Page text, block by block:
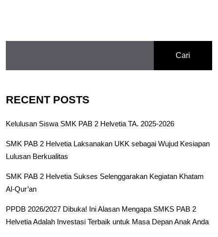
Cari
RECENT POSTS
Kelulusan Siswa SMK PAB 2 Helvetia TA. 2025-2026
SMK PAB 2 Helvetia Laksanakan UKK sebagai Wujud Kesiapan
Lulusan Berkualitas
SMK PAB 2 Helvetia Sukses Selenggarakan Kegiatan Khatam
Al-Qur’an
PPDB 2026/2027 Dibuka! Ini Alasan Mengapa SMKS PAB 2
Helvetia Adalah Investasi Terbaik untuk Masa Depan Anak Anda